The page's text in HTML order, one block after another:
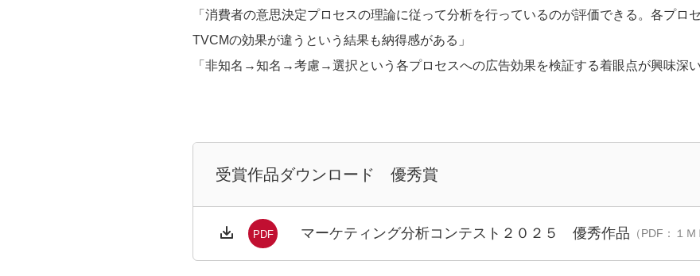
「消費者の意思決定プロセスの理論に従って分析を行っているのが評価できる。各プロ
TVCMの効果が違うという結果も納得感がある」
「非知名→知名→考慮→選択という各プロセスへの広告効果を検証する着眼点が興味深い
受賞作品ダウンロード 優秀賞
マーケティング分析コンテスト２０２５ 優秀作品 （PDF：１Ｍ